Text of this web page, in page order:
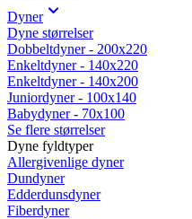
Dyner
Dyne størrelser
Dobbeltdyner - 200x220
Enkeltdyner - 140x220
Enkeltdyner - 140x200
Juniordyner - 100x140
Babydyner - 70x100
Se flere størrelser
Dyne fyldtyper
Allergivenlige dyner
Dundyner
Edderdunsdyner
Fiberdyner